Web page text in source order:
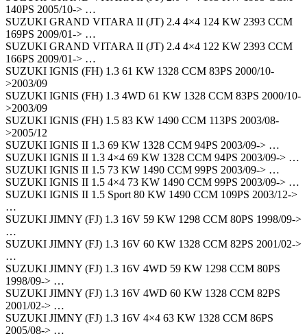
140PS 2005/10-> …
SUZUKI GRAND VITARA II (JT) 2.4 4×4 124 KW 2393 CCM
169PS 2009/01-> …
SUZUKI GRAND VITARA II (JT) 2.4 4×4 122 KW 2393 CCM
166PS 2009/01-> …
SUZUKI IGNIS (FH) 1.3 61 KW 1328 CCM 83PS 2000/10-
>2003/09
SUZUKI IGNIS (FH) 1.3 4WD 61 KW 1328 CCM 83PS 2000/10-
>2003/09
SUZUKI IGNIS (FH) 1.5 83 KW 1490 CCM 113PS 2003/08-
>2005/12
SUZUKI IGNIS II 1.3 69 KW 1328 CCM 94PS 2003/09-> …
SUZUKI IGNIS II 1.3 4×4 69 KW 1328 CCM 94PS 2003/09-> …
SUZUKI IGNIS II 1.5 73 KW 1490 CCM 99PS 2003/09-> …
SUZUKI IGNIS II 1.5 4×4 73 KW 1490 CCM 99PS 2003/09-> …
SUZUKI IGNIS II 1.5 Sport 80 KW 1490 CCM 109PS 2003/12->
…
SUZUKI JIMNY (FJ) 1.3 16V 59 KW 1298 CCM 80PS 1998/09->
…
SUZUKI JIMNY (FJ) 1.3 16V 60 KW 1328 CCM 82PS 2001/02->
…
SUZUKI JIMNY (FJ) 1.3 16V 4WD 59 KW 1298 CCM 80PS
1998/09-> …
SUZUKI JIMNY (FJ) 1.3 16V 4WD 60 KW 1328 CCM 82PS
2001/02-> …
SUZUKI JIMNY (FJ) 1.3 16V 4×4 63 KW 1328 CCM 86PS
2005/08-> …